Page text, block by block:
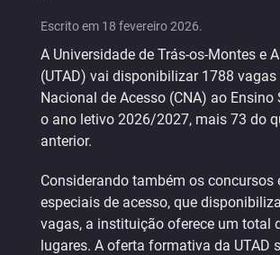
Escrito em 18 fevereiro 2026.
A Universidade de Trás-os-Montes e
(UTAD) vai disponibilizar 1788
Nacional de Acesso (CNA) ao Ensino
o ano letivo 2026/2027, mais 73 do
anterior.
Considerando também os concursos
especiais de acesso, que
vagas, a instituição oferece um total
lugares. A oferta formativa da UTAD